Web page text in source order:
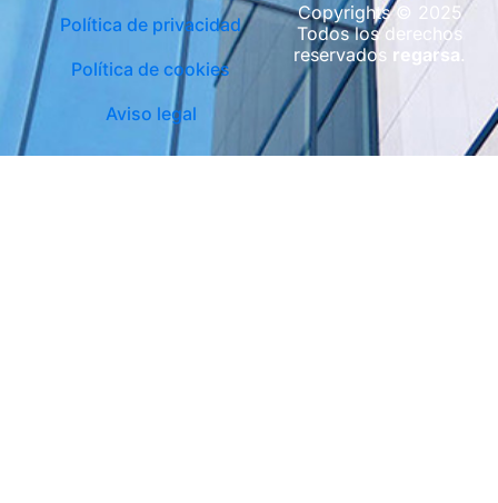
Política de privacidad
Política de cookies
Aviso legal
Copyrights © 2025
Todos los derechos
reservados regarsa .